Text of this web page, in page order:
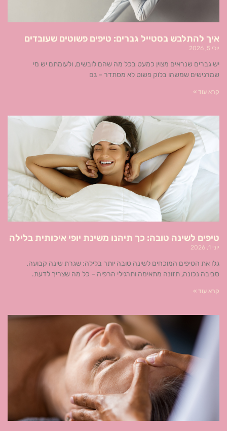
איך להתלבש בסטייל גברים: טיפים פשוטים שעובדים
יולי 5, 2026
יש גברים שנראים מצוין כמעט בכל מה שהם לובשים, ולעומתם יש מי
שמרגישים שמשהו בלוק פשוט לא מסתדר – גם
קרא עוד »
טיפים לשינה טובה: כך תיהנו משינת יופי איכותית בלילה
יוני 1, 2026
גלו את הטיפים המוכחים לשינה טובה יותר בלילה: שגרת שינה קבועה,
סביבה נכונה, תזונה מתאימה ותרגילי הרפיה – כל מה שצריך לדעת.
קרא עוד »